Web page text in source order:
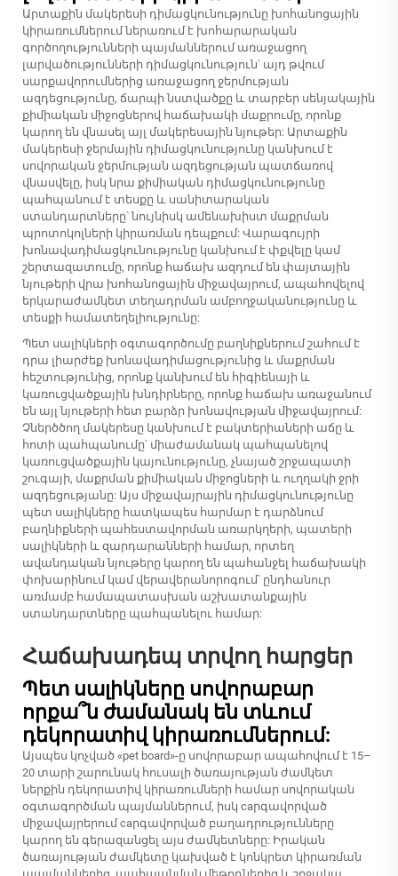
Արտաքին մակերեսի դիմացկունությունը խոհանոցային
կիրառումներում ներառում է խոհարարական
գործողությունների պայմաններում առաջացող
լարվածությունների դիմացկունություն՝ այդ թվում
սարքավորումներից առաջացող ջերմության
ազդեցությունը, ճարպի նստվածքը և տարբեր սենյակային
քիմիական միջոցներով հաճախակի մաքրումը, որոնք
կարող են վնասել այլ մակերեսային նյութեր: Արտաքին
մակերեսի ջերմային դիմացկունությունը կանխում է
սովորական ջերմության ազդեցության պատճառով
վնասվելը, իսկ նրա քիմիական դիմացկունությունը
պահպանում է տեսքը և սանիտարական
ստանդարտները՝ նույնիսկ ամենախիստ մաքրման
պրոտոկոլների կիրառման դեպքում: Վարագույրի
խոնավադիմացկունությունը կանխում է փքվելը կամ
շերտազատումը, որոնք հաճախ ազդում են փայտային
նյութերի վրա խոհանոցային միջավայրում, ապահովելով
երկարաժամկետ տեղադրման ամբողջականությունը և
տեսքի համատեղելիությունը:
Պետ սալիկների օգտագործումը բաղնիքներում շահում է
դրա լիարժեք խոնավադիմացությունից և մաքրման
հեշտությունից, որոնք կանխում են հիգիենայի և
կառուցվածքային խնդիրները, որոնք հաճախ առաջանում
են այլ նյութերի հետ բարձր խոնավության միջավայրում:
Չներծծող մակերեսը կանխում է բակտերիաների աճը և
հոտի պահպանումը՝ միաժամանակ պահպանելով
կառուցվածքային կայունությունը, չնայած շրջապատի
շուգայի, մաքրման քիմիական միջոցների և ուղղակի ջրի
ազդեցությանը: Այս միջավայրային դիմացկունությունը
պետ սալիկները հատկապես հարմար է դարձնում
բաղնիքների պահեստավորման առարկղերի, պատերի
սալիկների և զարդարանների համար, որտեղ
ավանդական նյութերը կարող են պահանջել հաճախակի
փոխարինում կամ վերավերանորոգում՝ ընդհանուր
առմամբ համապատասխան աշխատանքային
ստանդարտները պահպանելու համար:
Հաճախադեպ տրվող հարցեր
Պետ սալիկները սովորաբար
որքա՞ն ժամանակ են տևում
դեկորատիվ կիրառումներում:
Այսպես կոչված «pet board»-ը սովորաբար ապահովում է 15–
20 տարի շարունակ հուսալի ծառայության ժամկետ
ներքին դեկորատիվ կիրառումների համար սովորական
օգտագործման պայմաններում, իսկ caրգավորված
միջավայրերում caրգավորված բաղադրությունները
կարող են գերազանցել այս ժամկետները: Իրական
ծառայության ժամկետը կախված է կոնկրետ կիրառման